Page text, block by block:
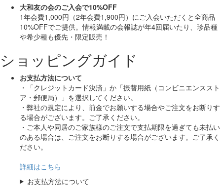
大和友の会のご入会で10%OFF
1年会費1,000円（2年会費1,900円）にご入会いただくと全商品
10%OFFでご提供。情報満載の会報誌が年4回届いたり、珍品種
や希少種も優先・限定販売！
ショッピングガイド
お支払方法について
・「クレジットカード決済」か「振替用紙（コンビニエンススト
ア・郵便局）」を選択してください。
・弊社の規定により、前金でお願いする場合やご注文をお断りす
る場合がございます。ご了承ください。
・ご本人や同居のご家族様のご注文で支払期限を過ぎても未払い
のある場合は、ご注文をお断りする場合がございます。ご了承く
ださい。
詳細はこちら
お支払方法について